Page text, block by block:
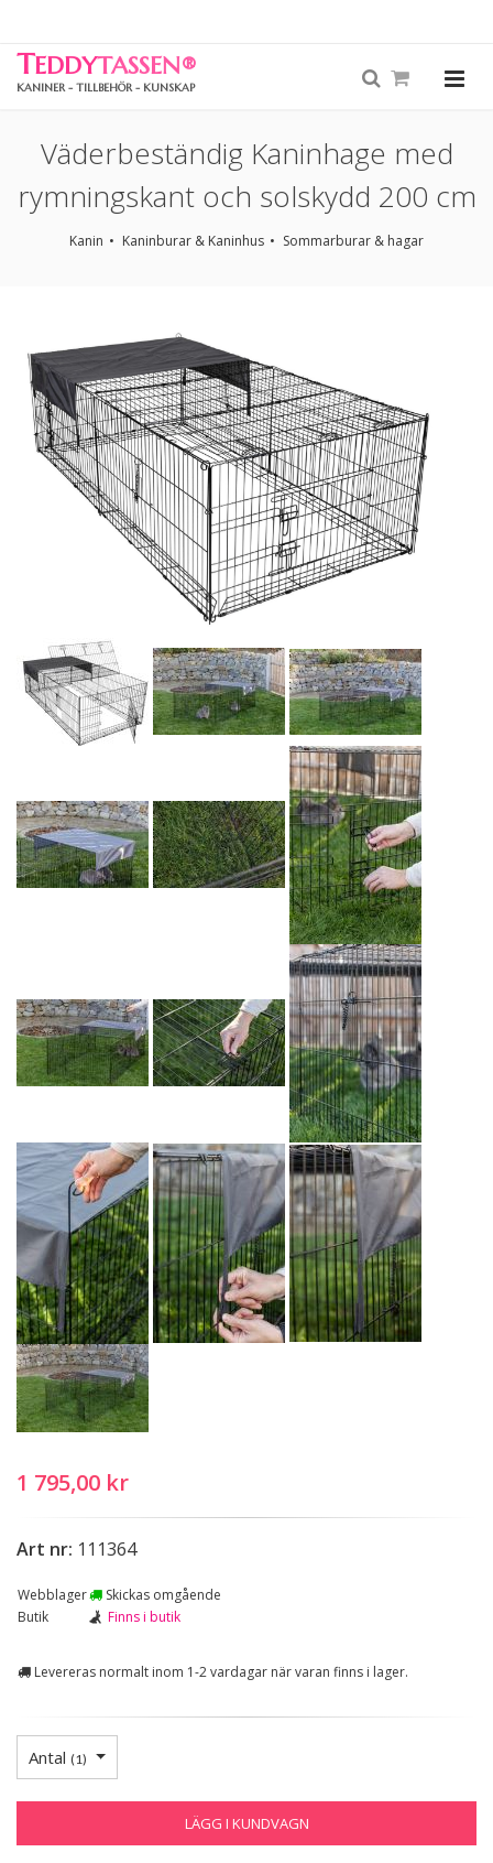
TEDDYTASSEN®
KANINER - TILLBEHÖR - KUNSKAP
Väderbeständig Kaninhage med
rymningskant och solskydd 200 cm
Kanin Kaninburar & Kaninhus Sommarburar & hagar
1 795,00 kr
Art nr: 111364
Webblager
Skickas omgående
Butik
Finns i butik
Levereras normalt inom 1-2 vardagar när varan finns i lager.
Antal (1)
LÄGG I KUNDVAGN